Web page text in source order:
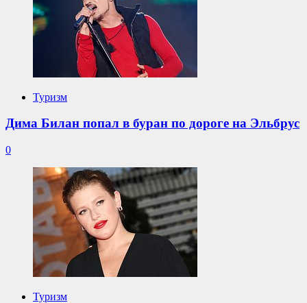
Туризм
Дима Билан попал в буран по дороге на Эльбрус
0
Туризм